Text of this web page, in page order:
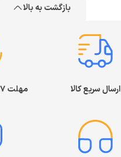
بازگشت به بالا
ارسال سریع کالا مهلت ۷ روز بازگشت کالا